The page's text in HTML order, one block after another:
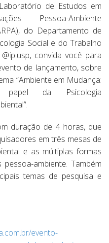
de Estudos em
Pessoa-Ambiente
do Departamento de
Social e do Trabalho
convida você para
de lançamento, sobre
“Ambiente em Mudança:
da Psicologia
duração de 4 horas, que
em três mesas de
e as múltiplas formas
ambiente. Também
temas de pesquisa e
evento-